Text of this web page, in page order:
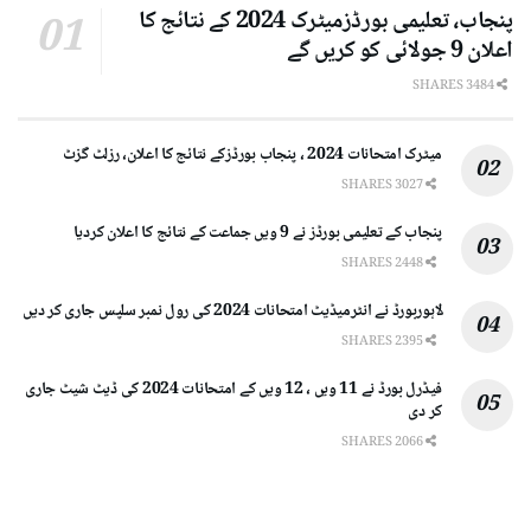
پنجاب، تعلیمی بورڈزمیٹرک 2024 کے نتائج کا
اعلان 9 جولائی کو کریں گے
میٹرک امتحانات 2024 ، پنجاب بورڈزکے نتائج کا اعلان، رزلٹ گزٹ
پنجاب کے تعلیمی بورڈز نے 9 ویں جماعت کے نتائج کا اعلان کردیا
لاہوربورڈ نے انٹرمیڈیٹ امتحانات 2024 کی رول نمبر سلپس جاری کر دیں
فیڈرل بورڈ نے 11 ویں ، 12 ویں کے امتحانات 2024 کی ڈیٹ شیٹ جاری
کر دی